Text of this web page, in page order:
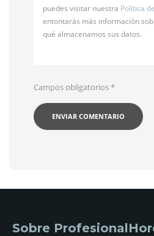
puedes visitar nuestra Política
entontarás más información
qué almacenamos sus datos.
Campos obligatorios*
Sobre